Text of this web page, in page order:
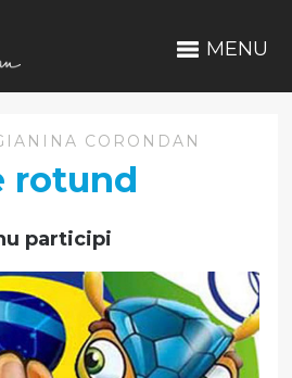
MENU
CORONDAN
rotund
participi